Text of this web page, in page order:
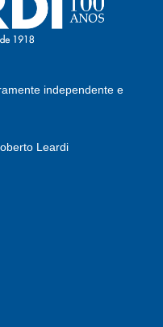
independente e
Leardi